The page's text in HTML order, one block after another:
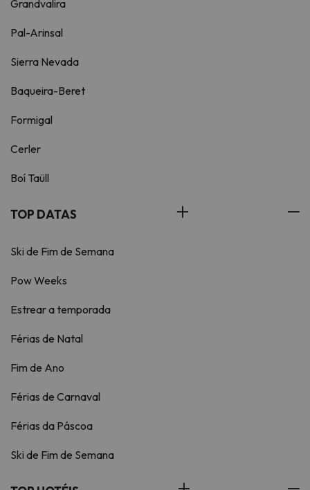
Grandvalira
Pal-Arinsal
Sierra Nevada
Baqueira-Beret
Formigal
Cerler
Boí Taüll
TOP DATAS
Ski de Fim de Semana
Pow Weeks
Estrear a temporada
Férias de Natal
Fim de Ano
Férias de Carnaval
Férias da Páscoa
Ski de Fim de Semana